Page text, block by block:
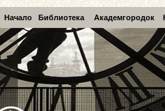
Начало Библиотека Академгородок